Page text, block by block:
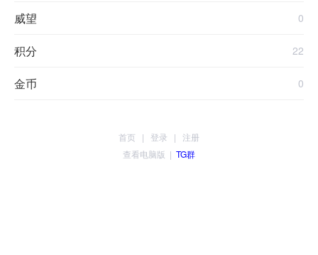
威望 0
积分 22
金币 0
首页 | 登录 | 注册
查看电脑版 | TG群